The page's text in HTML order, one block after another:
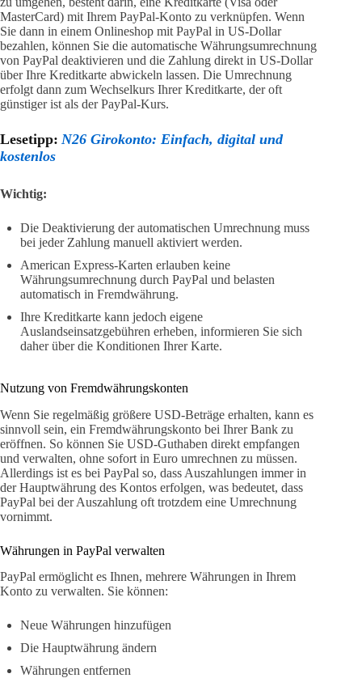
MasterCard) mit Ihrem PayPal-Konto zu verknüpfen. Wenn
Sie dann in einem Onlineshop mit PayPal in US-Dollar
bezahlen, können Sie die automatische Währungsumrechnung
von PayPal deaktivieren und die Zahlung direkt in US-Dollar
über Ihre Kreditkarte abwickeln lassen. Die Umrechnung
erfolgt dann zum Wechselkurs Ihrer Kreditkarte, der oft
günstiger ist als der PayPal-Kurs.
Lesetipp: N26 Girokonto: Einfach, digital und
kostenlos
Wichtig:
Die Deaktivierung der automatischen Umrechnung muss
bei jeder Zahlung manuell aktiviert werden.
American Express-Karten erlauben keine
Währungsumrechnung durch PayPal und belasten
automatisch in Fremdwährung.
Ihre Kreditkarte kann jedoch eigene
Auslandseinsatzgebühren erheben, informieren Sie sich
daher über die Konditionen Ihrer Karte.
Nutzung von Fremdwährungskonten
Wenn Sie regelmäßig größere USD-Beträge erhalten, kann es
sinnvoll sein, ein Fremdwährungskonto bei Ihrer Bank zu
eröffnen. So können Sie USD-Guthaben direkt empfangen
und verwalten, ohne sofort in Euro umrechnen zu müssen.
Allerdings ist es bei PayPal so, dass Auszahlungen immer in
der Hauptwährung des Kontos erfolgen, was bedeutet, dass
PayPal bei der Auszahlung oft trotzdem eine Umrechnung
vornimmt.
Währungen in PayPal verwalten
PayPal ermöglicht es Ihnen, mehrere Währungen in Ihrem
Konto zu verwalten. Sie können:
Neue Währungen hinzufügen
Die Hauptwährung ändern
Währungen entfernen